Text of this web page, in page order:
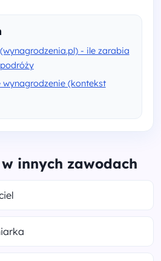
- ile zarabia
wynagrodzenie (kontekst
innych zawodach